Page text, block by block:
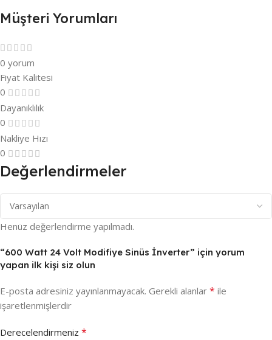
Müşteri Yorumları
0 yorum
Fiyat Kalitesi
0
Dayanıklılık
0
Nakliye Hızı
0
Değerlendirmeler
Henüz değerlendirme yapılmadı.
“600 Watt 24 Volt Modifiye Sinüs İnverter” için yorum
yapan ilk kişi siz olun
E-posta adresiniz yayınlanmayacak. Gerekli alanlar * ile
işaretlenmişlerdir
Derecelendirmeniz *